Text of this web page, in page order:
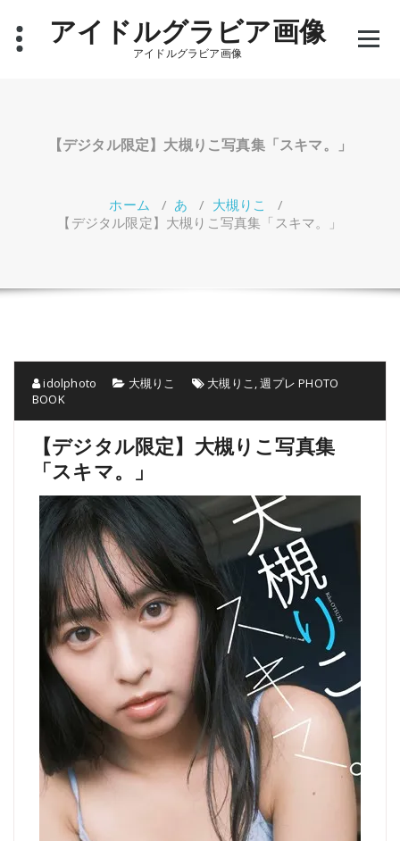
アイドルグラビア画像
アイドルグラビア画像
【デジタル限定】大槻りこ写真集「スキマ。」
ホーム / あ / 大槻りこ
/
【デジタル限定】大槻りこ写真集「スキマ。」
idolphoto 大槻りこ 大槻りこ ,週プレ PHOTO
BOOK
【デジタル限定】大槻りこ写真集
「スキマ。」